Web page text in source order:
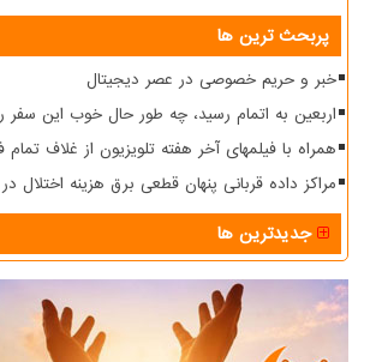
پربحث ترین ها
خبر و حریم خصوصی در عصر دیجیتال
اربعین به اتمام رسید، چه طور حال خوب این سفر
همراه با فیلمهای آخر هفته تلویزیون از غلاف
مراکز داده قربانی پنهان قطعی برق هزینه اختلال
جدیدترین ها